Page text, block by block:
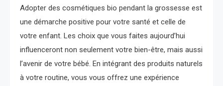
Adopter des cosmétiques bio pendant la grossesse est
une démarche positive pour votre santé et celle de
votre enfant. Les choix que vous faites aujourd’hui
influenceront non seulement votre bien-être, mais aussi
l’avenir de votre bébé. En intégrant des produits naturels
à votre routine, vous vous offrez une expérience